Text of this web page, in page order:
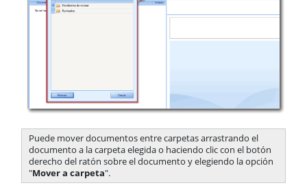
​Puede mover documentos entre carpetas arrastrando el
documento a la carpeta elegida o haciendo clic con el botón
derecho del ratón sobre el documento y elegiendo la opción
"Mover a carpeta".